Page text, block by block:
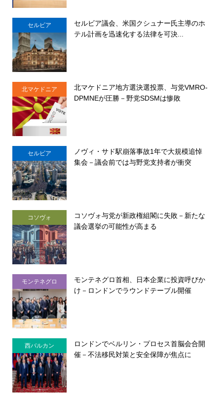
セルビア
セルビア議会、米国クシュナー氏主導のホ
テル計画を迅速化する法律を可決...
北マケドニア
北マケドニア地方選決選投票、与党VMRO-
DPMNEが圧勝－野党SDSMは惨敗
セルビア
ノヴィ・サド駅崩落事故1年で大規模追悼
集会－議会前では与野党支持者が衝突
コソヴォ
コソヴォ与党が新政権組閣に失敗－新たな
議会選挙の可能性が高まる
モンテネグロ
モンテネグロ首相、日本企業に投資呼びか
け－ロンドンでラウンドテーブル開催
西バルカン
ロンドンでベルリン・プロセス首脳会合開
催－不法移民対策と安全保障が焦点に